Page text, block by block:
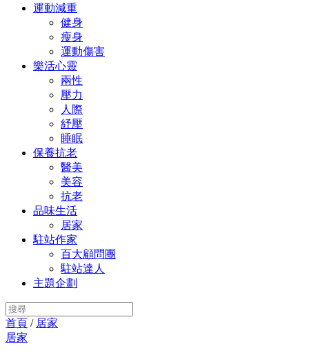
運動減重
健身
瘦身
運動傷害
樂活心靈
兩性
壓力
人際
紓壓
睡眠
保養抗老
醫美
美容
抗老
品味生活
居家
駐站作家
百大顧問團
駐站達人
主題企劃
首頁 / 居家
居家